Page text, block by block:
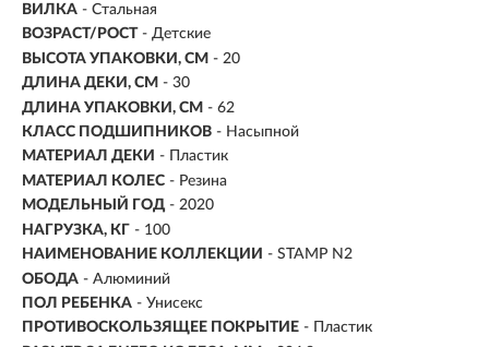
ВИЛКА - Стальная
ВОЗРАСТ/РОСТ - Детские
ВЫСОТА УПАКОВКИ, СМ - 20
ДЛИНА ДЕКИ, СМ - 30
ДЛИНА УПАКОВКИ, СМ - 62
КЛАСС ПОДШИПНИКОВ - Насыпной
МАТЕРИАЛ ДЕКИ - Пластик
МАТЕРИАЛ КОЛЕС - Резина
МОДЕЛЬНЫЙ ГОД - 2020
НАГРУЗКА, КГ - 100
НАИМЕНОВАНИЕ КОЛЛЕКЦИИ - STAMP N2
ОБОДА - Алюминий
ПОЛ РЕБЕНКА - Унисекс
ПРОТИВОСКОЛЬЗЯЩЕЕ ПОКРЫТИЕ - Пластик